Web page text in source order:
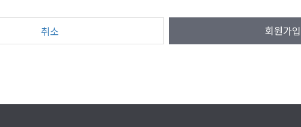
취소 회원가입